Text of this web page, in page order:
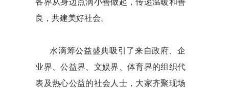
各界从身边点滴小善做起，传递温暖和善
良，共建美好社会。
水滴筹公益盛典吸引了来自政府、企
业界、公益界、文娱界、体育界的组织代
表及热心公益的社会人士，大家齐聚现场